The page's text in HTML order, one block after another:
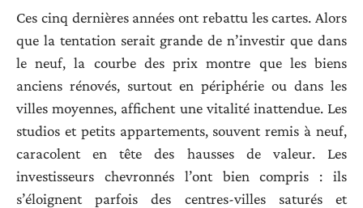
Ces cinq dernières années ont rebattu les cartes. Alors
que la tentation serait grande de n’investir que dans
le neuf, la courbe des prix montre que les biens
anciens rénovés, surtout en périphérie ou dans les
villes moyennes, affichent une vitalité inattendue. Les
studios et petits appartements, souvent remis à neuf,
caracolent en tête des hausses de valeur. Les
investisseurs chevronnés l’ont bien compris : ils
s’éloignent parfois des centres-villes saturés et